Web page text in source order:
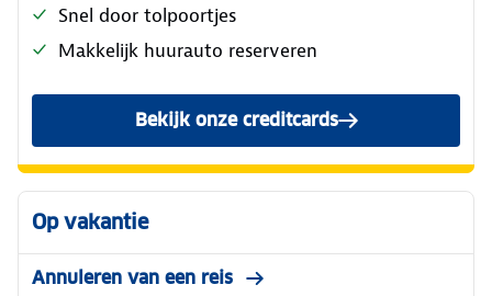
Snel door tolpoortjes
Makkelijk huurauto reserveren
Bekijk onze creditcards
Op vakantie
Annuleren van een reis